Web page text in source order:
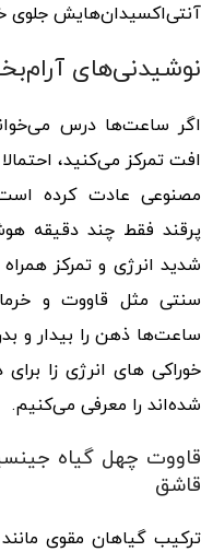
آنتی‌اکسیدان‌هایش جلوی
نوشیدنی‌های
اگر ساعت‌ها درس
افت تمرکز می‌کنید،
مصنوعی عادت کرده است.
پرقند فقط چند دقیقه
شدید انرژی و تمرکز
سنتی مثل قاووت و خرما
ساعت‌ها ذهن را بیدار و
خوراکی های انرژی زا
شده‌اند را معرفی می‌کنیم.
قاووت چهل گیاه
قاشق
ترکیب گیاهان مقوی